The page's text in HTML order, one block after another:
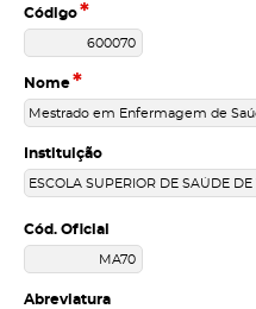
Código*
Nome*
Instituição
Cód. Oficial
Abreviatura